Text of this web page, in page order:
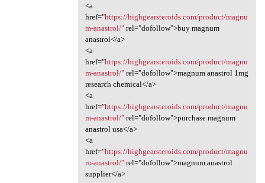
<a
href="https://highgearsteroids.com/product/magnu
m-anastrol/"rel="dofollow">buy magnum
anastrol</a>
<a
href="https://highgearsteroids.com/product/magnu
m-anastrol/"rel="dofollow">magnum anastrol 1mg
research chemical</a>
<a
href="https://highgearsteroids.com/product/magnu
m-anastrol/"rel="dofollow">purchase magnum
anastrol usa</a>
<a
href="https://highgearsteroids.com/product/magnu
m-anastrol/"rel="dofollow">magnum anastrol
supplier</a>